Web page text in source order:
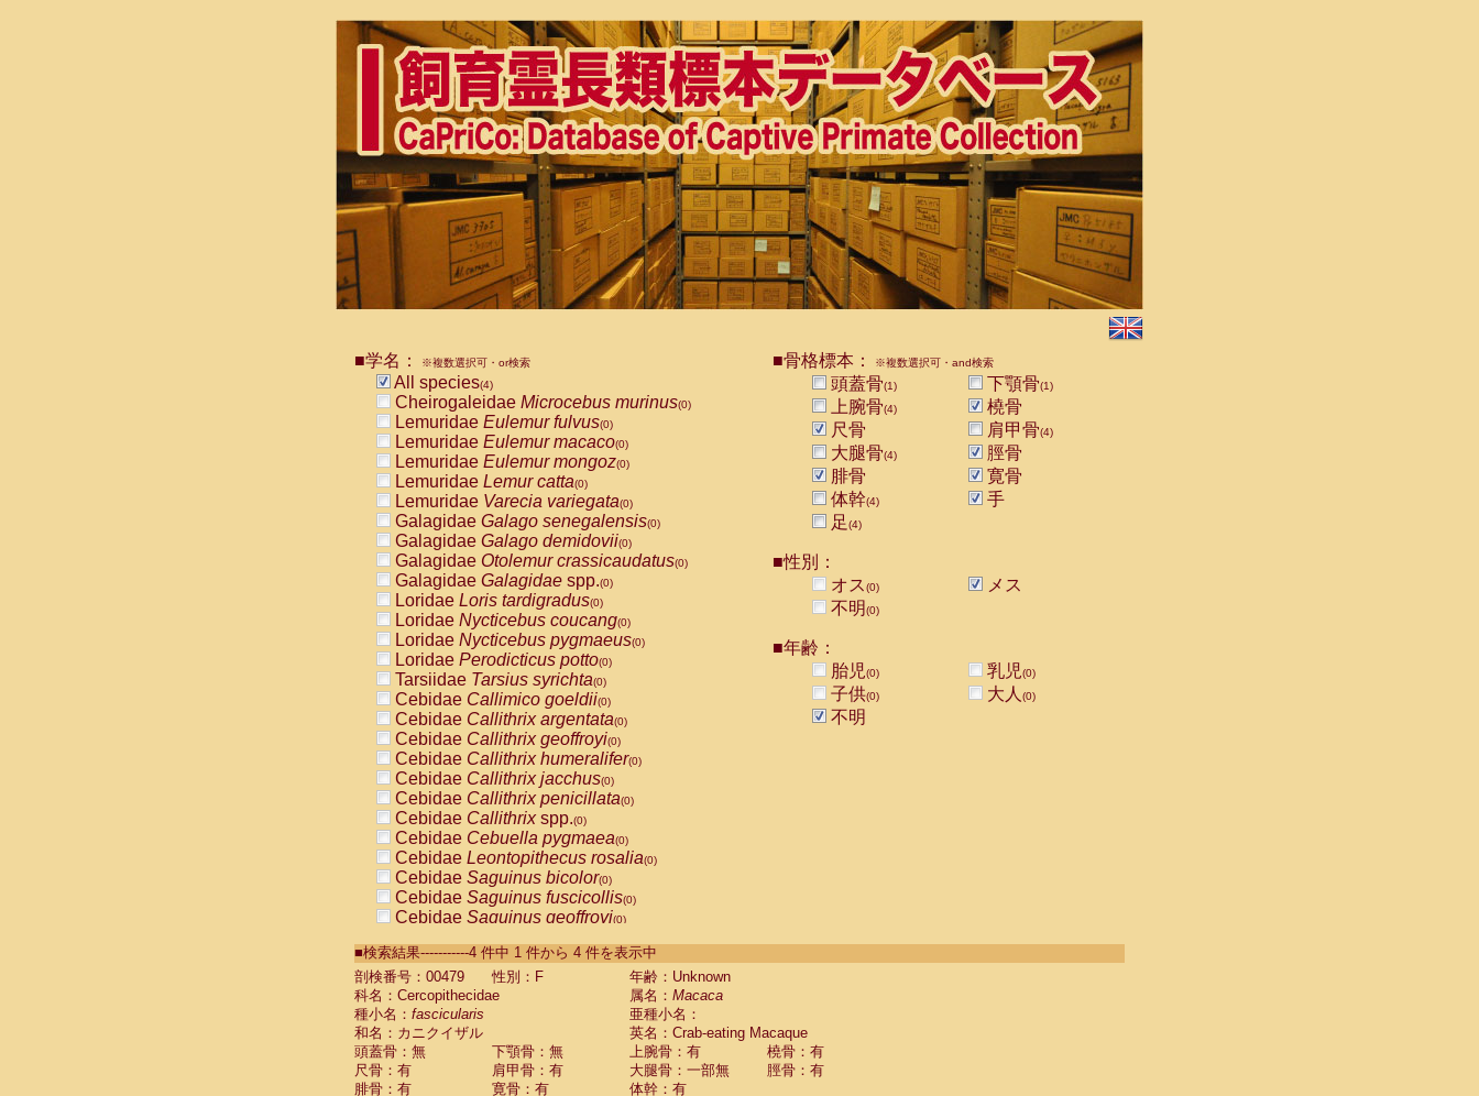
■学名： ※複数選択可・or検索
All species(4)
Cheirogaleidae Microcebus murinus(0)
Lemuridae Eulemur fulvus(0)
Lemuridae Eulemur macaco(0)
Lemuridae Eulemur mongoz(0)
Lemuridae Lemur catta(0)
Lemuridae Varecia variegata(0)
Galagidae Galago senegalensis(0)
Galagidae Galago demidovii(0)
Galagidae Otolemur crassicaudatus(0)
Galagidae Galagidae spp.(0)
Loridae Loris tardigradus(0)
Loridae Nycticebus coucang(0)
Loridae Nycticebus pygmaeus(0)
Loridae Perodicticus potto(0)
Tarsiidae Tarsius syrichta(0)
Cebidae Callimico goeldii(0)
Cebidae Callithrix argentata(0)
Cebidae Callithrix geoffroyi(0)
Cebidae Callithrix humeralifer(0)
Cebidae Callithrix jacchus(0)
Cebidae Callithrix penicillata(0)
Cebidae Callithrixspp.(0)
Cebidae Cebuella pygmaea(0)
Cebidae Leontopithecus rosalia(0)
Cebidae Saguinus bicolor(0)
Cebidae Saguinus fuscicollis(0)
Cebidae Saguinus geoffroyi(0)
CebidaeSaguinus labiatus(0)
Cebidae Saguinus leucopus (0)
CebidaeSaguinus midas
CebidaeSaguinus mystax
CebidaeSaguinus nigricollis (1)
Cebidae Saguinus oedipus
Cebidae Saguinus weddelli
■骨格標本： ※複数選択可・and検索
頭蓋骨(1) 下顎骨(1)
上腕骨(4)
橈骨
尺骨
肩甲骨(4)
大腿骨(4)
脛骨
腓骨
寛骨
体幹(4)
手
足(4)
■性別：
オス(0)
メス
不明(0)
■年齢：
胎児(0) 乳児(0)
子供(0) 大人 (0)
不明
■検索結果-----------4 件中 1 件から 4 件を表示中
剖検番号：00479
性別：F
年齢：Unknown
科名：Cercopithecidae
属名： Macaca
種小名： fascicularis
亜種小名：
和名：カニクイザル
英名：Crab-eating Macaque
頭蓋骨：無
下顎骨：無 上腕骨：有
橈骨：有
尺骨：有
肩甲骨：有 大腿骨：一部無
脛骨：有
腓骨：有
寛骨：有
体幹：有